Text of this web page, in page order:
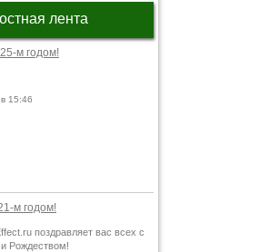
лента
м годом!
15:46
м годом!
поздравляет вас всех с
Рождеством!